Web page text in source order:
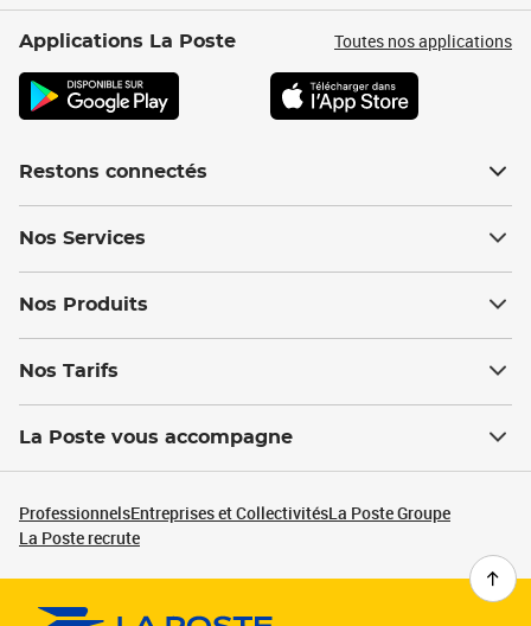
Applications La Poste Toutes nos applications
Restons connectés
Nos Services
Nos Produits
Nos Tarifs
La Poste vous accompagne
ProfessionnelsEntreprises et CollectivitésLa Poste Groupe
La Poste recrute